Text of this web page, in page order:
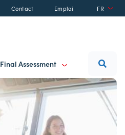
Contact Emploi FR
Final Assessment